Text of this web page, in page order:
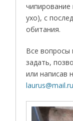
ухо), с
обитания.
Все
задать,
или написав